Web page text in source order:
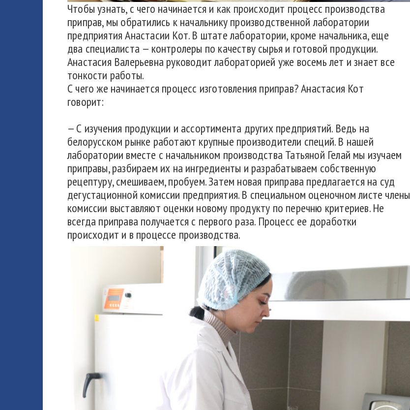
Чтобы узнать, с чего начинается и как происходит процесс производства
приправ, мы обратились к начальнику производственной лаборатории
предприятия Анастасии Кот. В штате лаборатории, кроме начальника, еще
два специалиста — контролеры по качеству сырья и готовой продукции.
Анастасия Валерьевна руководит лабораторией уже восемь лет и знает все
тонкости работы.
С чего же начинается процесс изготовления приправ? Анастасия Кот
говорит:
— С изучения продукции и ассортимента других предприятий. Ведь на
белорусском рынке работают крупные производители специй. В нашей
лаборатории вместе с начальником производства Татьяной Гелай мы изучаем
приправы, разбираем их на ингредиенты и разрабатываем собственную
рецептуру, смешиваем, пробуем. Затем новая приправа предлагается на суд
дегустационной комиссии предприятия. В специальном оценочном листе члены
комиссии выставляют оценки новому продукту по перечню критериев. Не
всегда приправа получается с первого раза. Процесс ее доработки
происходит и в процессе производства.